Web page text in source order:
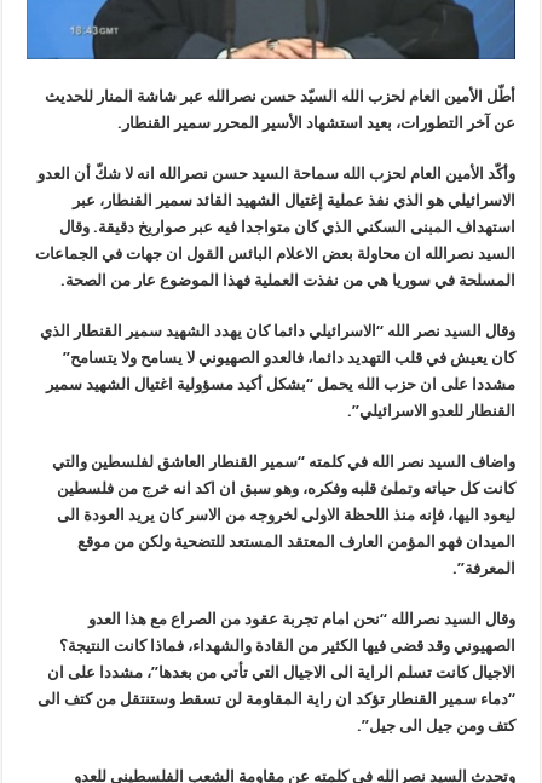
أطّل الأمين العام لحزب الله السيّد حسن نصرالله عبر شاشة المنار للحديث
عن آخر التطورات، بعيد استشهاد الأسير المحرر سمير القنطار.
وأكّد الأمين العام لحزب الله سماحة السيد حسن نصرالله انه لا شكّ أن العدو
الاسرائيلي هو الذي نفذ عملية إغتيال الشهيد القائد سمير القنطار، عبر
استهداف المبنى السكني الذي كان متواجدا فيه عبر صواريخ دقيقة. وقال
السيد نصرالله ان محاولة بعض الاعلام البائس القول ان جهات في الجماعات
المسلحة في سوريا هي من نفذت العملية فهذا الموضوع عار من الصحة.
وقال السيد نصر الله “الاسرائيلي دائما كان يهدد الشهيد سمير القنطار الذي
كان يعيش في قلب التهديد دائما، فالعدو الصهيوني لا يسامح ولا يتسامح”
مشددا على ان حزب الله يحمل “بشكل أكيد مسؤولية اغتيال الشهيد سمير
القنطار للعدو الاسرائيلي”.
واضاف السيد نصر الله في كلمته “سمير القنطار العاشق لفلسطين والتي
كانت كل حياته وتملئ قلبه وفكره، وهو سبق ان اكد انه خرج من فلسطين
ليعود اليها، فإنه منذ اللحظة الاولى لخروجه من الاسر كان يريد العودة الى
الميدان فهو المؤمن العارف المعتقد المستعد للتضحية ولكن من موقع
المعرفة”.
وقال السيد نصرالله “نحن امام تجربة عقود من الصراع مع هذا العدو
الصهيوني وقد قضى فيها الكثير من القادة والشهداء، فماذا كانت النتيجة؟
الاجيال كانت تسلم الراية الى الاجيال التي تأتي من بعدها”، مشددا على ان
“دماء سمير القنطار تؤكد ان راية المقاومة لن تسقط وستنتقل من كتف الى
كتف ومن جيل الى جيل”.
وتحدث السيد نصرالله في كلمته عن مقاومة الشعب الفلسطيني للعدو